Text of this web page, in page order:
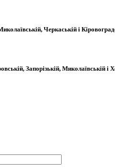
Черкаській і
Запорізькій, Миколаївській і